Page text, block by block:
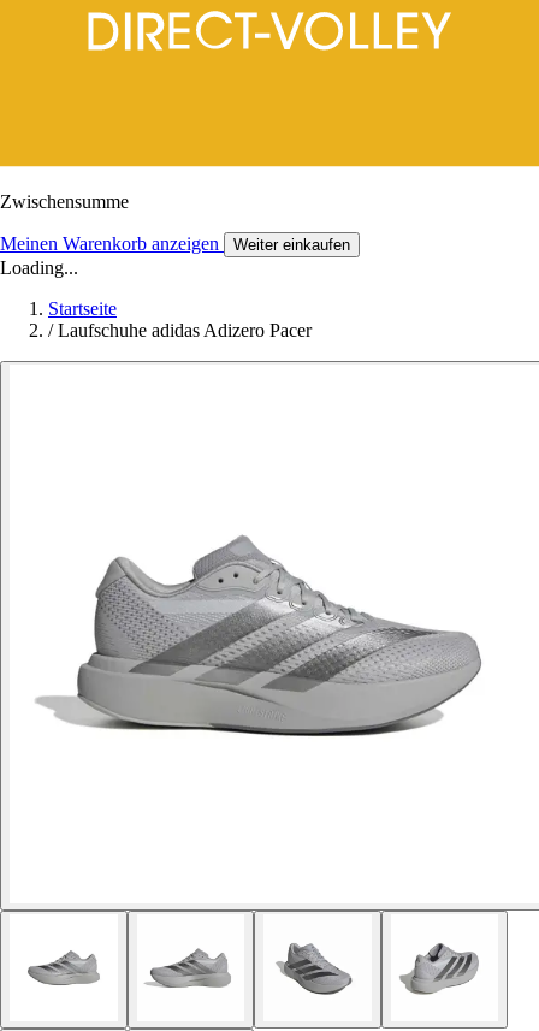
Zwischensumme
Meinen Warenkorb anzeigen Weiter einkaufen
Loading...
Startseite
/ Laufschuhe adidas Adizero Pacer